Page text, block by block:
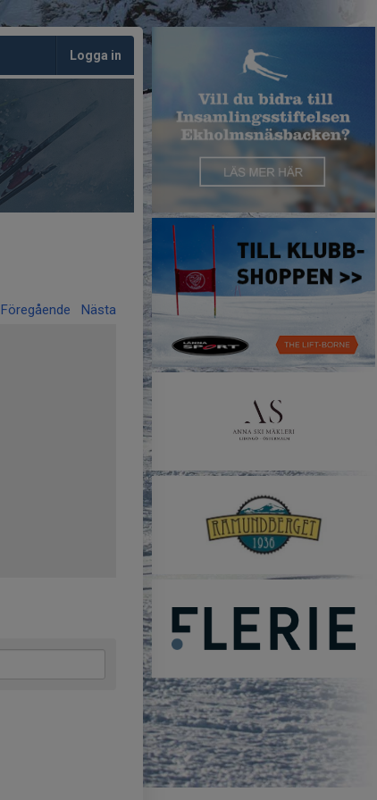
Logga in
Föregående Nästa